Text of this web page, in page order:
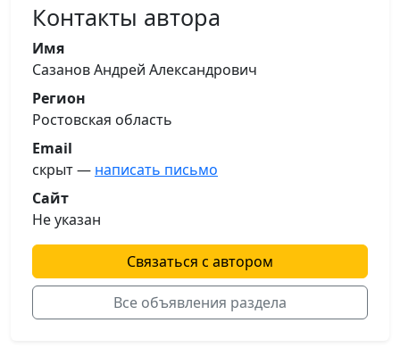
Контакты автора
Имя
Сазанов Андрей Александрович
Регион
Ростовская область
Email
скрыт — написать письмо
Сайт
Не указан
Связаться с автором
Все объявления раздела